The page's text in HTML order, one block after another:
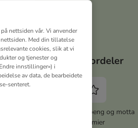
Dine fordeler
Samle zooPoeng og motta
premier
nettsiden vår. Vi anvender
Med din tillatelse
cookies, slik at vi
og tjenester og
innstillinger») i
av data, de bearbeidete
senteret.